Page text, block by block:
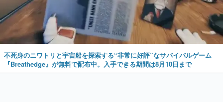
不死身のニワトリと宇宙船を探索する“非常に好評”なサバイバルゲーム
『Breathedge』が無料で配布中。入手できる期間は8月10日まで